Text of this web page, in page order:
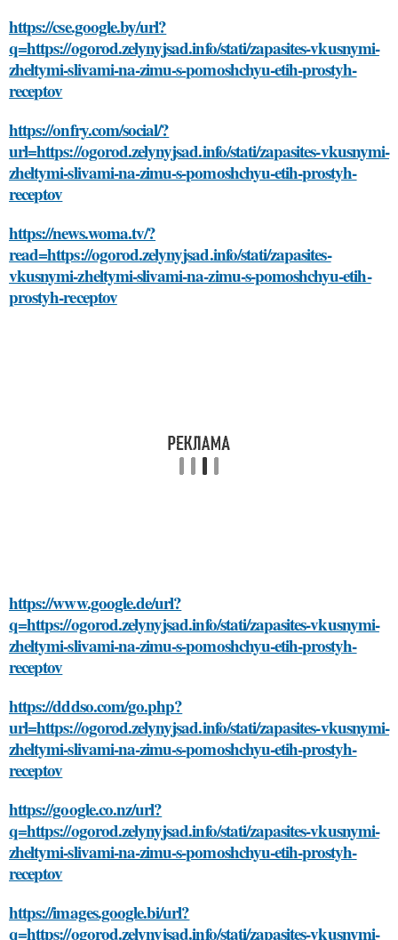
https://cse.google.by/url?
q=https://ogorod.zelynyjsad.info/stati/zapasites-vkusnymi-
zheltymi-slivami-na-zimu-s-pomoshchyu-etih-prostyh-
receptov
https://onfry.com/social/?
url=https://ogorod.zelynyjsad.info/stati/zapasites-vkusnymi-
zheltymi-slivami-na-zimu-s-pomoshchyu-etih-prostyh-
receptov
https://news.woma.tv/?
read=https://ogorod.zelynyjsad.info/stati/zapasites-
vkusnymi-zheltymi-slivami-na-zimu-s-pomoshchyu-etih-
prostyh-receptov
https://www.google.de/url?
q=https://ogorod.zelynyjsad.info/stati/zapasites-vkusnymi-
zheltymi-slivami-na-zimu-s-pomoshchyu-etih-prostyh-
receptov
https://dddso.com/go.php?
url=https://ogorod.zelynyjsad.info/stati/zapasites-vkusnymi-
zheltymi-slivami-na-zimu-s-pomoshchyu-etih-prostyh-
receptov
https://google.co.nz/url?
q=https://ogorod.zelynyjsad.info/stati/zapasites-vkusnymi-
zheltymi-slivami-na-zimu-s-pomoshchyu-etih-prostyh-
receptov
https://images.google.bi/url?
q=https://ogorod.zelynyjsad.info/stati/zapasites-vkusnymi-